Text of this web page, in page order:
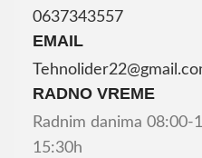
0637343557
EMAIL
RADNO VREME
Radnim danima 08:00-
15:30h